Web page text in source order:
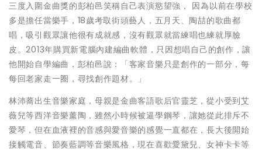
三度入圍金曲獎的彭柏邑笑稱自己表演慾望強， 因為以前在學校
多是擔任當樂手，18歲考取街頭藝人，五月天、陶喆的歌曲都
唱，吸引觀眾讓他很有成就感，沒有觀眾就當練唱也練就厚臉
皮。2013年購買新電腦內建編曲軟體，只因想唱自己的創作，讓
他開始自學編曲，彭柏邑說：「客家音樂只是創作的一部分，每
每回老家走一圈，尋找創作題材。」
林沛蕎出生音樂家庭，母親是金曲客語歌后官靈芝，從小受到艾
薇兒等西洋音樂薰陶，雖然小時候被逼學鋼琴，讓她從此排斥不
愛琴，但在血液裡的音感與愛音樂的感覺一直都在，長大後開始
接觸電音、節奏藍調等音樂風格，現在喜歡愛黛兒、女神卡卡等